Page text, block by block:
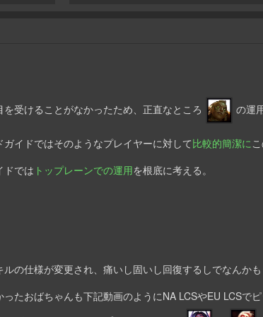
受けることがなかったため、正直なところ の運
イドではそのようなプレイヤーに対して比較的簡潔に
ドでは トップレーンでの運用を根底に考える。
の仕様が変更され、痛いし固いし回復するしでなんか
たおばちゃんも下記動画のようにNA LCSやEU LCSで